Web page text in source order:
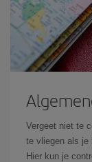
Vergeet niet te
te vliegen als je
Hier kun je